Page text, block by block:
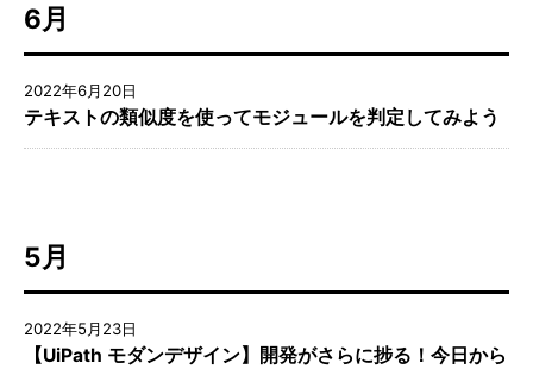
ス
6月
2022年6月20日
テキストの類似度を使ってモジュールを判定してみよう
5月
2022年5月23日
【UiPath モダンデザイン】開発がさらに捗る！今日から